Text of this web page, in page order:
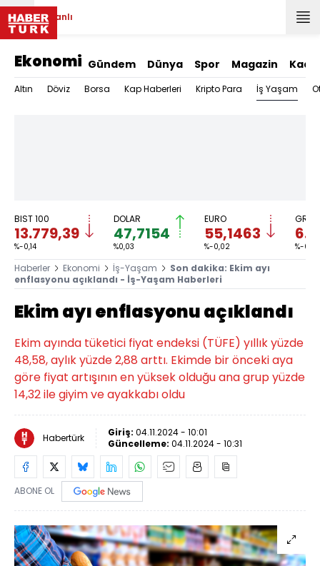
Canlı
Ekonomi Gündem Dünya Spor Magazin
Altın Döviz Borsa Kap Haberleri Kripto Para İş Yaşam
BIST 100
13.779,39
%-0,14
DOLAR
47,7154
%0,03
EURO
55,1463
%-0,02 %-0,13
Haberler Ekonomi İş-Yaşam
Son dakika: Ekim ayı
enflasyonu açıklandı - İş-Yaşam Haberleri
Ekim ayı enflasyonu açıklandı
Ekim ayında tüketici fiyat endeksi (TÜFE) yıllık yüzde
48,58, aylık yüzde 2,88 arttı. Ekimde bir önceki aya
göre fiyat artışının en yüksek olduğu ana grup yüzde
14,32 ile giyim ve ayakkabı oldu
Habertürk Giriş: 04.11.2024 - 10:01
Güncelleme: 04.11.2024 - 10:31
ABONE OL